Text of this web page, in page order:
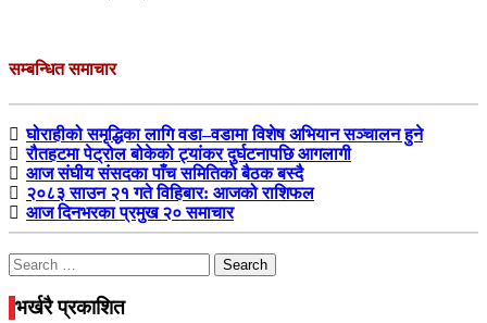
सम्बन्धित समाचार
घोराहीको समृद्धिका लागि वडा–वडामा विशेष अभियान सञ्चालन हुने
रौतहटमा पेट्रोल बोकेको ट्यांकर दुर्घटनापछि आगलागी
आज संघीय संसदका पाँच समितिको बैठक बस्दै
२०८३ साउन २१ गते विहिबार: आजको राशिफल
आज दिनभरका प्रमुख २० समाचार
Search
for:
भर्खरै प्रकाशित